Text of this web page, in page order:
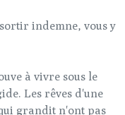
indemne, vous y
à vivre sous le
Les rêves d'une
grandit n'ont pas